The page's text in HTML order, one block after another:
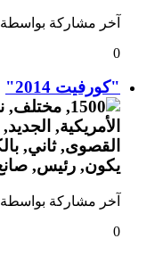
آخر مشاركة بواسطة
0
"كورفيت 2014"
آخر مشاركة بواسطة
0